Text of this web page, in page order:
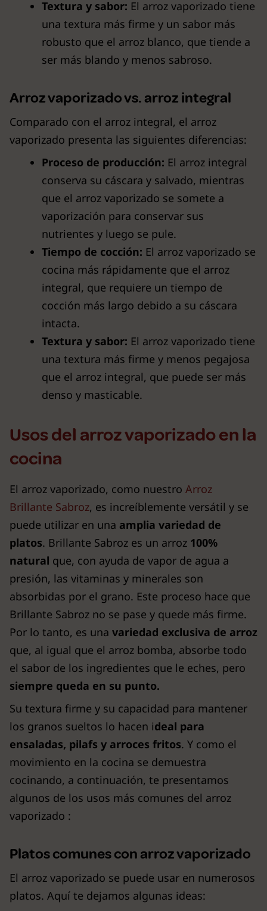
Textura y sabor: El arroz vaporizado tiene
una textura más firme y un sabor más
robusto que el arroz blanco, que tiende a
ser más blando y menos sabroso.
Arroz vaporizado vs. arroz integral
Comparado con el arroz integral, el arroz
vaporizado presenta las siguientes diferencias:
Proceso de producción: El arroz integral
conserva su cáscara y salvado, mientras
que el arroz vaporizado se somete a
vaporización para conservar sus
nutrientes y luego se pule.
Tiempo de cocción: El arroz vaporizado se
cocina más rápidamente que el arroz
integral, que requiere un tiempo de
cocción más largo debido a su cáscara
intacta.
Textura y sabor: El arroz vaporizado tiene
una textura más firme y menos pegajosa
que el arroz integral, que puede ser más
denso y masticable.
Usos del arroz vaporizado en la
cocina
El arroz vaporizado, como nuestro Arroz
Brillante Sabroz, es increíblemente versátil y se
puede utilizar en una amplia variedad de
platos. Brillante Sabroz es un arroz 100%
natural que, con ayuda de vapor de agua a
presión, las vitaminas y minerales son
absorbidas por el grano. Este proceso hace que
Brillante Sabroz no se pase y quede más firme.
Por lo tanto, es una variedad exclusiva de arroz
que, al igual que el arroz bomba, absorbe todo
el sabor de los ingredientes que le eches, pero
siempre queda en su punto.
Su textura firme y su capacidad para mantener
los granos sueltos lo hacen ideal para
ensaladas, pilafs y arroces fritos. Y como el
movimiento en la cocina se demuestra
cocinando, a continuación, te presentamos
algunos de los usos más comunes del arroz
vaporizado :
Platos comunes con arroz vaporizado
El arroz vaporizado se puede usar en numerosos
platos. Aquí te dejamos algunas ideas: